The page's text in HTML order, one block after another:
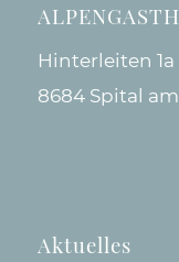
Hinterleiten 1a
8684 Spital
Aktuelles